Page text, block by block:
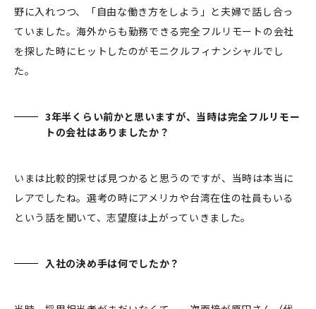
野に入れつつ、「自由な働き方をしよう」と夫婦で話し合っ
ていました。海外からも勤務できる完全フルリモートの会社
を探した時にヒットしたのがモニクルフィナンシャルでし
た。
3年半くらい前かと思いますが、当時は完全フルリモー
トの会社はありましたか？
いまは比較的探せば見つかると思うのですが、当時は本当に
レアでしたね。選考の時にアメリカや台湾在住の社員もいる
という話を聞いて、志望度は上がっていきました。
入社の決め手は何でしたか？